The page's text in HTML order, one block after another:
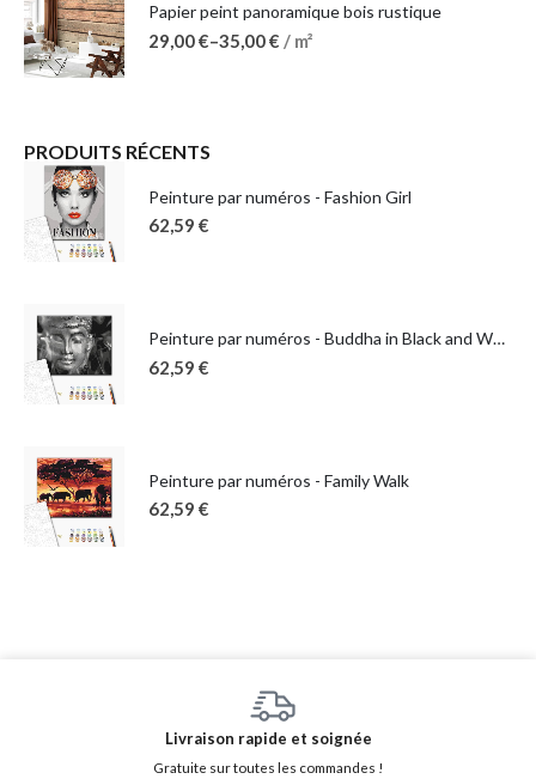
Papier peint panoramique bois rustique
29,00€–35,00€ / m²
PRODUITS RÉCENTS
Peinture par numéros - Fashion Girl
62,59 €
Peinture par numéros - Buddha in Black and White
62,59 €
Peinture par numéros - Family Walk
62,59 €
Livraison rapide et soignée
Gratuite sur toutes les commandes !